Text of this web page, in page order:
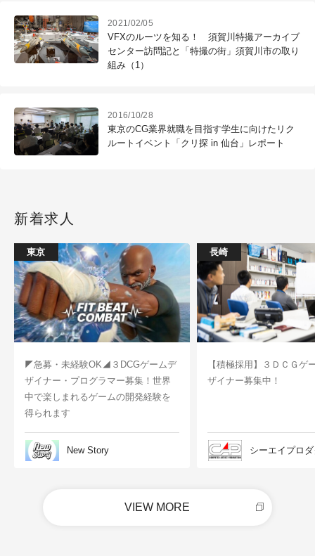
2021/02/05
VFXのルーツを知る！ 須賀川特撮アーカイブ
センター訪問記と「特撮の街」須賀川市の取り
組み（1）
2016/10/28
東京のCG業界就職を目指す学生に向けたリク
ルートイベント「クリ探 in 仙台」レポート
新着求人
東京
◤急募・未経験OK◢３DCGゲームデ
ザイナー・プログラマー募集！世界
中で楽しまれるゲームの開発経験を
得られます
New Story
長崎
【積極採用】３ＤＣＧゲ
ザイナー募集中！
シーエイプロ
VIEW MORE